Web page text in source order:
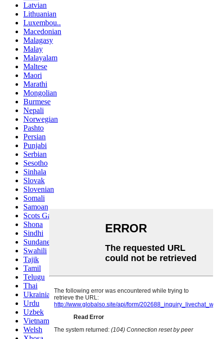
Latvian
Lithuanian
Luxembou..
Macedonian
Malagasy
Malay
Malayalam
Maltese
Maori
Marathi
Mongolian
Burmese
Nepali
Norwegian
Pashto
Persian
Punjabi
Serbian
Sesotho
Sinhala
Slovak
Slovenian
Somali
Samoan
Scots Gaelic
Shona
Sindhi
Sundanese
Swahili
Tajik
Tamil
Telugu
Thai
Ukrainian
Urdu
Uzbek
Vietnamese
Welsh